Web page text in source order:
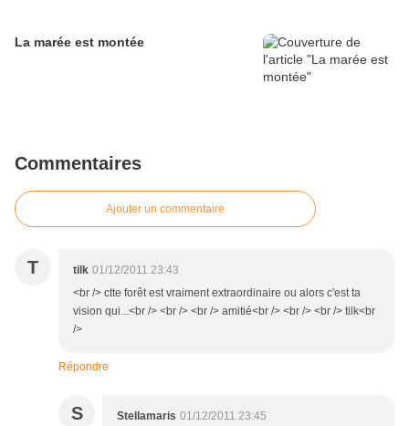
La marée est montée
Commentaires
Ajouter un commentaire
T tilk 01/12/2011 23:43
<br /> ctte forêt est vraiment extraordinaire ou alors c'est ta
vision qui...<br /> <br /> <br /> amitié<br /> <br /> <br /> tilk<br
/>
Répondre
S Stellamaris 01/12/2011 23:45